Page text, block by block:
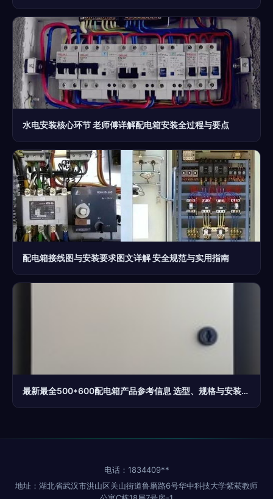
水电安装核心环节 老师傅详解配电箱安装全过程与要点
配电箱接线图与安装要求图文详解 安全规范与实用指南
最新最全500*600配电箱产品参考信息 选型、规格与安装指南
电话：1834409**
地址：湖北省武汉市洪山区关山街道鲁磨路6号华中科技大学紫菘教师